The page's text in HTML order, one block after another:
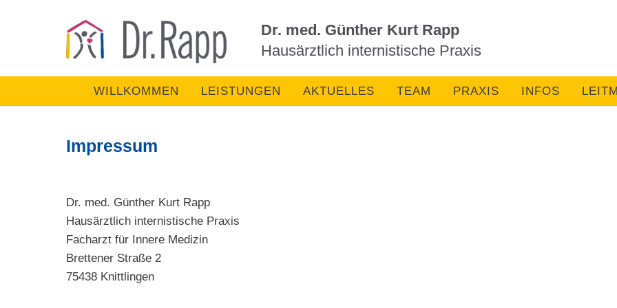
Dr. med. Günther Kurt Rapp
Hausärztlich internistische Praxis
WILLKOMMEN LEISTUNGEN AKTUELLES TEAM PRAXIS INFOS
Impressum
Dr. med. Günther Kurt Rapp
Hausärztlich internistische Praxis
Facharzt für Innere Medizin
Brettener Straße 2
75438 Knittlingen